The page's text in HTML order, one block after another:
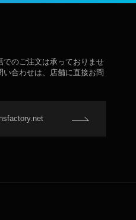
のご注文は承っておりませ
い合わせは、店舗に直接お問